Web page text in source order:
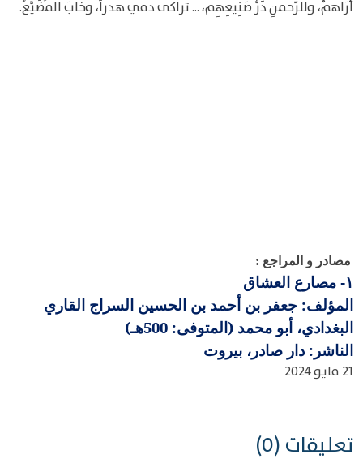
أرَاهمْ، وللرّحمنِ دَرُّ صَنِيعِهِم، ... تراكى دمي هدراً، وخابَ المُضَيَّعُ.
مصادر و المراجع :
١-
مصارع العشاق
المؤلف: جعفر بن أحمد بن الحسين السراج القاري
البغدادي، أبو محمد (المتوفى: 500هـ)
الناشر: دار صادر، بيروت
21 مايو 2024
تعليقات (0)